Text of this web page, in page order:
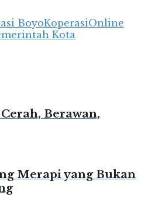
BoyoKoperasiOnline
Kota
Berawan,
Merapi yang Bukan